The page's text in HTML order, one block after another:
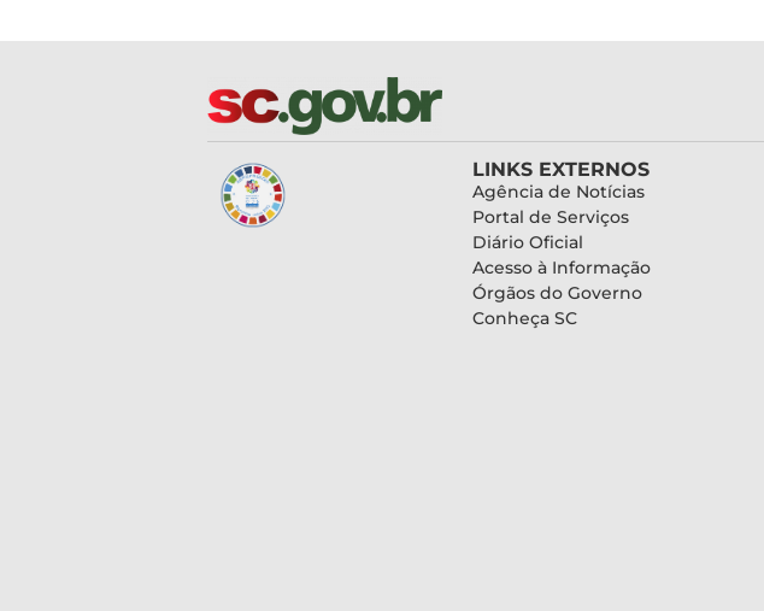
LINKS EXTERNOS
Agência de Notícias
Portal de Serviços
Diário Oficial
Acesso à Informação
Órgãos do Governo
Conheça SC